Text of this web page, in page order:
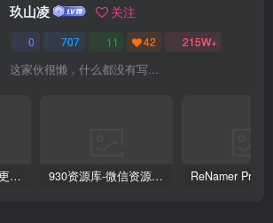
玖山凌 关注
0 707 11 42 215W+
这家伙很懒，什么都没有写...
930资源库-官网停更通知-【换在线文档更新-每日更新】 930资源库-微信资源12群【限时免费】开放入群中！！！